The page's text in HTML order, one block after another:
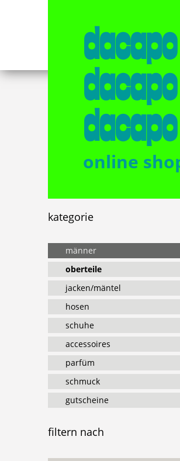
dacapo
dacapo
dacapo
online
kategorie
männer
oberteile
jacken/mäntel
hosen
schuhe
accessoires
parfüm
schmuck
gutscheine
filtern nach